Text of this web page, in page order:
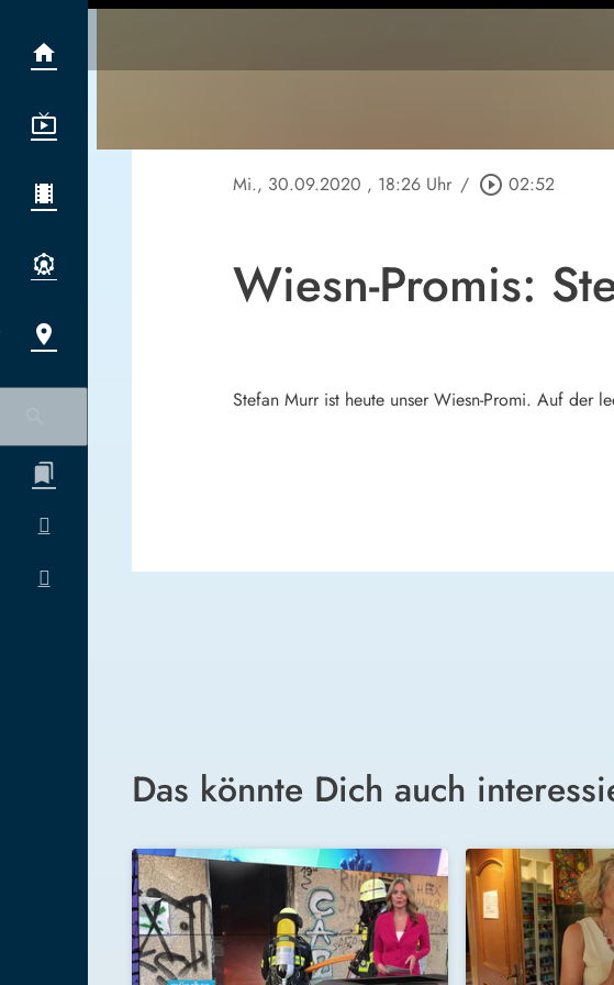
Mi., 30.09.2020 , 18:26 Uhr / play_circle_outline 02:52
Wiesn-Promis:
Stefan Murr ist heute unser Wiesn-Promi. Auf der
Das könnte Dich auch